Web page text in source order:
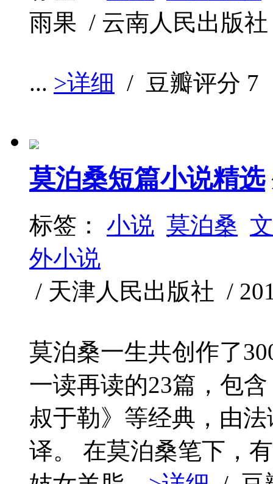
雨果 / 云南人民出版
... >详细 / 豆瓣评分 7
莫泊桑短篇小说精选
标签： 小说 莫泊桑
外小说
/ 天津人民出版社 /
莫泊桑一生共创作了
一读再读的23篇，包
叔于勒》等经典，由
译。 在莫泊桑笔下，